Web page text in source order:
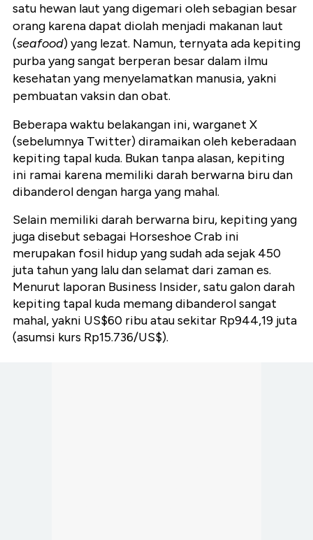
satu hewan laut yang digemari oleh sebagian besar
orang karena dapat diolah menjadi makanan laut
(seafood) yang lezat. Namun, ternyata ada kepiting
purba yang sangat berperan besar dalam ilmu
kesehatan yang menyelamatkan manusia, yakni
pembuatan vaksin dan obat.
Beberapa waktu belakangan ini, warganet X
(sebelumnya Twitter) diramaikan oleh keberadaan
kepiting tapal kuda. Bukan tanpa alasan, kepiting
ini ramai karena memiliki darah berwarna biru dan
dibanderol dengan harga yang mahal.
Selain memiliki darah berwarna biru, kepiting yang
juga disebut sebagai Horseshoe Crab ini
merupakan fosil hidup yang sudah ada sejak 450
juta tahun yang lalu dan selamat dari zaman es.
Menurut laporan Business Insider,satu galon darah
kepiting tapal kuda memang dibanderol sangat
mahal, yakni US$60 ribu atau sekitar Rp944,19 juta
(asumsi kurs Rp15.736/US$).